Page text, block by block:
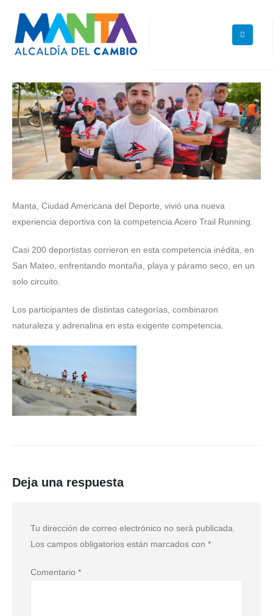
Manta, Ciudad Americana del Deporte, vivió una nueva
experiencia deportiva con la competencia Acero Trail Running.
Casi 200 deportistas corrieron en esta competencia inédita, en
San Mateo, enfrentando montaña, playa y páramo seco, en un
solo circuito.
Los participantes de distintas categorías, combinaron
naturaleza y adrenalina en esta exigente competencia.
Deja una respuesta
Tu dirección de correo electrónico no será publicada.
Los campos obligatorios están marcados con *
Comentario *